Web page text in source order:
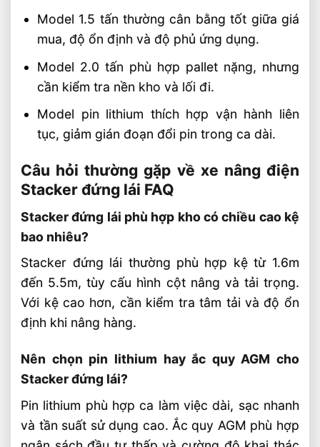
Model 1.5 tấn thường cân bằng tốt giữa giá
mua, độ ổn định và độ phủ ứng dụng.
Model 2.0 tấn phù hợp pallet nặng, nhưng
cần kiểm tra nền kho và lối đi.
Model pin lithium thích hợp vận hành liên
tục, giảm gián đoạn đổi pin trong ca dài.
Câu hỏi thường gặp về xe nâng điện
Stacker đứng lái FAQ
Stacker đứng lái phù hợp kho có chiều cao kệ
bao nhiêu?
Stacker đứng lái thường phù hợp kệ từ 1.6m
đến 5.5m, tùy cấu hình cột nâng và tải trọng.
Với kệ cao hơn, cần kiểm tra tâm tải và độ ổn
định khi nâng hàng.
Nên chọn pin lithium hay ắc quy AGM cho
Stacker đứng lái?
Pin lithium phù hợp ca làm việc dài, sạc nhanh
và tần suất sử dụng cao. Ắc quy AGM phù hợp